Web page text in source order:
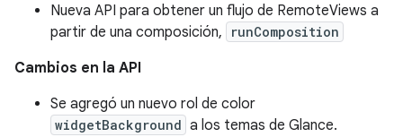
Nueva API para obtener un flujo de RemoteViews a
partir de una composición,
runComposition
Cambios en la API
Se agregó un nuevo rol de color
widgetBackground a los temas de Glance.